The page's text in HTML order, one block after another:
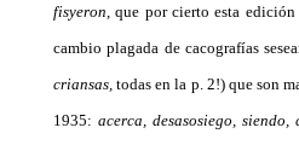
fisyeron,que por cierto esta
cambio plagada de cacografías
criansas,todas en la p. 2!) que son
1935:acerca, desasosiego, siendo,